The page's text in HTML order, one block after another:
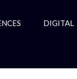
DIGITAL